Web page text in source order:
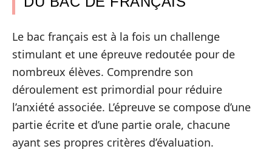
Le bac français est à la fois un challenge
stimulant et une épreuve redoutée pour de
nombreux élèves. Comprendre son
déroulement est primordial pour réduire
l’anxiété associée. L’épreuve se compose d’une
partie écrite et d’une partie orale, chacune
ayant ses propres critères d’évaluation.